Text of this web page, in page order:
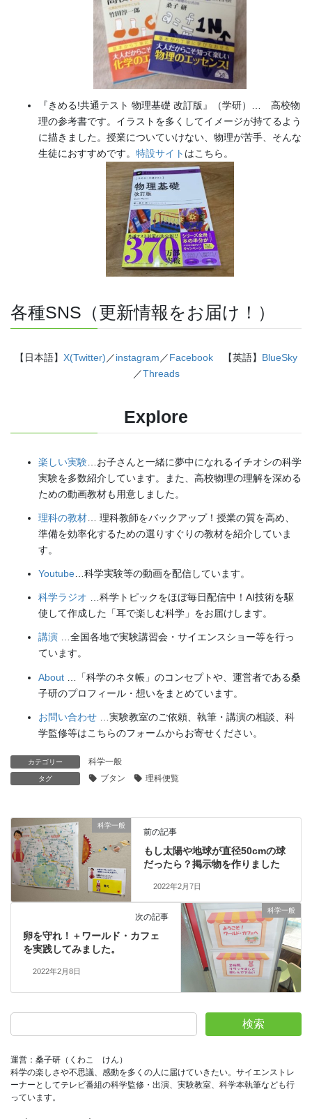
『きめる!共通テスト 物理基礎 改訂版』（学研）… 高校物
理の参考書です。イラストを多くしてイメージが持てるよう
に描きました。授業についていけない、物理が苦手、そんな
生徒におすすめです。 特設サイト はこちら。
各種SNS（更新情報をお届け！）
【日本語】 X(Twitter) ／instagram ／Facebook 【英語】 BlueSky
／Threads
Explore
楽しい実験 …お子さんと一緒に夢中になれるイチオシの科学
実験を多数紹介しています。また、高校物理の理解を深める
ための動画教材も用意しました。
理科の教材 … 理科教師をバックアップ！授業の質を高め、
準備を効率化するための選りすぐりの教材を紹介していま
す。
Youtube …科学実験等の動画を配信しています。
科学ラジオ …科学トピックをほぼ毎日配信中！AI技術を駆
使して作成した「耳で楽しむ科学」をお届けします。
講演 …全国各地で実験講習会・サイエンスショー等を行っ
ています。
About …「科学のネタ帳」のコンセプトや、運営者である桑
子研のプロフィール・想いをまとめています。
お問い合わせ …実験教室のご依頼、執筆・講演の相談、科
学監修等はこちらのフォームからお寄せください。
カテゴリー 科学一般
タグ ブタン 理科便覧
科学一般
前の記事
もし太陽や地球が直径50cmの球
だったら？掲示物を作りました
2022年2月7日
科学一般
次の記事
卵を守れ！＋ワールド・カフェ
を実践してみました。
2022年2月8日
検索
運営：桑子研（くわこ　けん）
科学の楽しさや不思議、感動を多くの人に届けていきたい。サイエンストレ
ーナーとしてテレビ番組の科学監修・出演、実験教室、科学本執筆なども行
っています。